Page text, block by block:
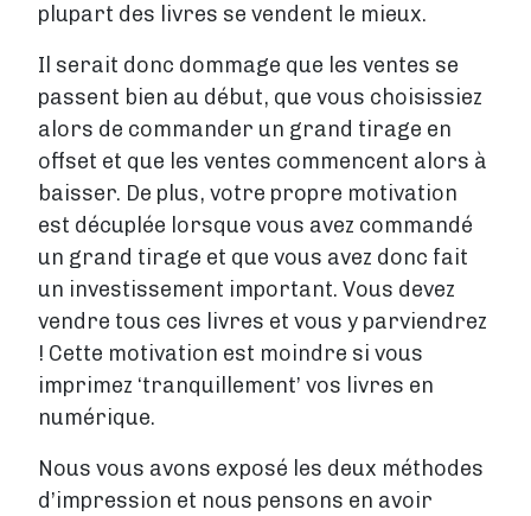
plupart des livres se vendent le mieux.
Il serait donc dommage que les ventes se
passent bien au début, que vous choisissiez
alors de commander un grand tirage en
offset et que les ventes commencent alors à
baisser. De plus, votre propre motivation
est décuplée lorsque vous avez commandé
un grand tirage et que vous avez donc fait
un investissement important. Vous devez
vendre tous ces livres et vous y parviendrez
! Cette motivation est moindre si vous
imprimez ‘tranquillement’ vos livres en
numérique.
Nous vous avons exposé les deux méthodes
d’impression et nous pensons en avoir